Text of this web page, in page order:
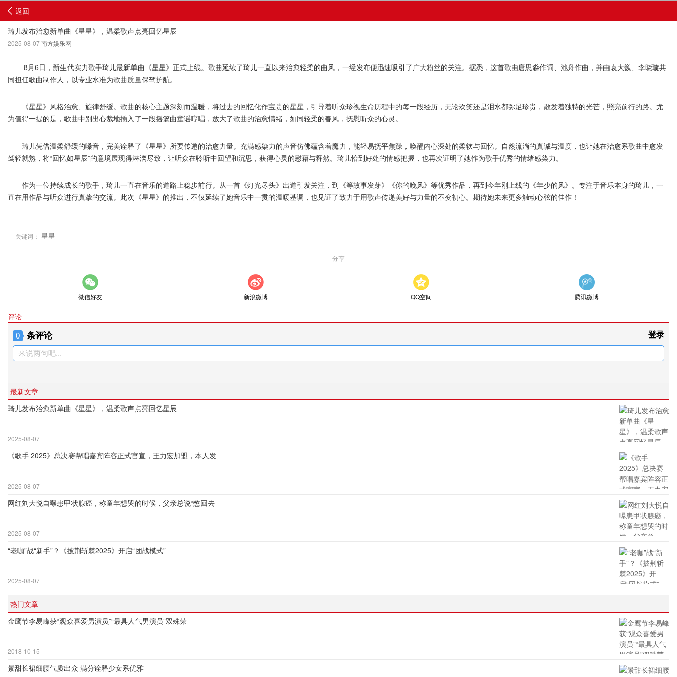
返回
琦儿发布治愈新单曲《星星》，温柔歌声点亮回忆星辰
2025-08-07南方娱乐网
8月6日，新生代实力歌手琦儿最新单曲《星星》正式上线。歌曲延续了琦儿一直以来治愈轻柔的曲风，一经发布便迅速吸引了广大粉丝的关注。据悉，这首歌由唐思淼作词、池舟作曲，并由袁大巍、李晓璇共
同担任歌曲制作人，以专业水准为歌曲质量保驾护航。
《星星》风格治愈、旋律舒缓。歌曲的核心主题深刻而温暖，将过去的回忆化作宝贵的星星，引导着听众珍视生命历程中的每一段经历，无论欢笑还是泪水都弥足珍贵，散发着独特的光芒，照亮前行的路。尤
为值得一提的是，歌曲中别出心裁地插入了一段摇篮曲童谣哼唱，放大了歌曲的治愈情绪，如同轻柔的春风，抚慰听众的心灵。
琦儿凭借温柔舒缓的嗓音，完美诠释了《星星》所要传递的治愈力量。充满感染力的声音仿佛蕴含着魔力，能轻易抚平焦躁，唤醒内心深处的柔软与回忆。自然流淌的真诚与温度，也让她在治愈系歌曲中愈发
驾轻就熟，将“回忆如星辰”的意境展现得淋漓尽致，让听众在聆听中回望和沉思，获得心灵的慰藉与释然。琦儿恰到好处的情感把握，也再次证明了她作为歌手优秀的情绪感染力。
作为一位持续成长的歌手，琦儿一直在音乐的道路上稳步前行。从一首《灯光尽头》出道引发关注，到《等故事发芽》《你的晚风》等优秀作品，再到今年刚上线的《年少的风》。专注于音乐本身的琦儿，一
直在用作品与听众进行真挚的交流。此次《星星》的推出，不仅延续了她音乐中一贯的温暖基调，也见证了致力于用歌声传递美好与力量的不变初心。期待她未来更多触动心弦的佳作！
关键词： 星星
分享
微信好友 新浪微博 QQ空间 腾讯微博
评论
0 条评论 登录
来说两句吧...
最新文章
琦儿发布治愈新单曲《星星》，温柔歌声点亮回忆星辰
2025-08-07
《歌手 2025》总决赛帮唱嘉宾阵容正式官宣，王力宏加盟，本人发
2025-08-07
网红刘大悦自曝患甲状腺癌，称童年想哭的时候，父亲总说“憋回去
2025-08-07
“老咖”战“新手”？《披荆斩棘2025》开启“团战模式”
2025-08-07
热门文章
金鹰节李易峰获“观众喜爱男演员”“最具人气男演员”双殊荣
2018-10-15
景甜长裙细腰气质出众 满分诠释少女系优雅